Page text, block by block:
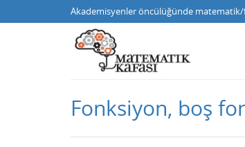
Akademisyenler öncülüğünde
Fonksiyon, boş